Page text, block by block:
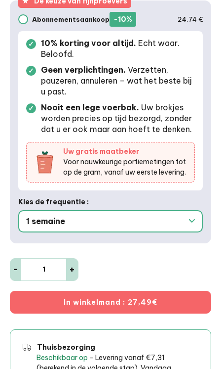
Aankoop via abonnement
Abonnementsaankoop -10% 24.74 €
10% korting voor altijd. Echt waar.
Beloofd.
Geen verplichtingen. Verzetten,
pauzeren, annuleren – wat het beste bij
u past.
Nooit een lege voerbak. Uw brokjes
worden precies op tijd bezorgd, zonder
dat u er ook maar aan hoeft te denken.
Uw gratis maatbeker
Voor nauwkeurige portiemetingen tot
op de gram, vanaf uw eerste levering.
Kies de frequentie :
- +
In winkelmand : 27,49€
Thuisbezorging
Beschikbaar op - Levering vanaf €7,31